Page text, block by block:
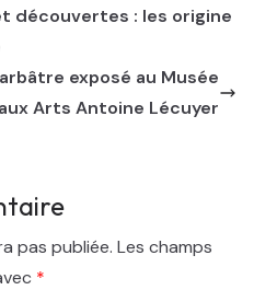
découvertes : les origine
exposé au Musée
Arts Antoine Lécuyer
pas publiée. Les champs
*